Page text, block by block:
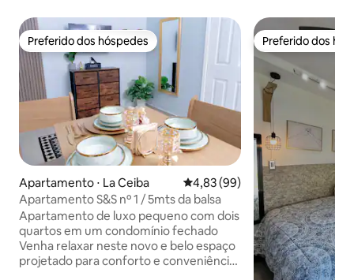
Preferido dos hóspedes
Preferido dos hóspedes
Apartamento ⋅ La Ceiba 4,83 de uma avaliação média
4,83 (99)
Apartamento S&S nº 1 / 5mts da balsa
Apartamento de luxo pequeno com dois
quartos em um condomínio fechado
Venha relaxar neste novo e belo espaço
projetado para conforto e conveniência.
Preferido dos
Preferido dos